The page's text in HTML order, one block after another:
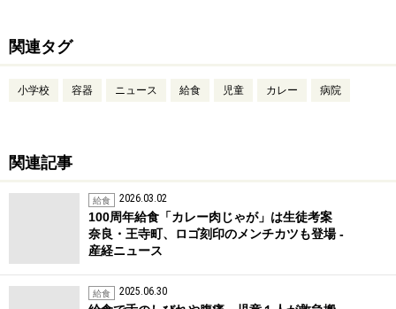
関連タグ
小学校 容器 ニュース 給食 児童 カレー 病院
関連記事
給食 2026.03.02
100周年給食「カレー肉じゃが」は生徒考案
奈良・王寺町、ロゴ刻印のメンチカツも登場 -
産経ニュース
給食 2025.06.30